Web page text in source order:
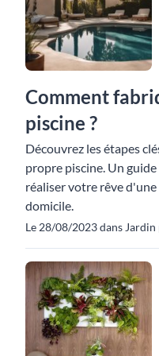
Comment
piscine ?
Découvrez les étapes
propre piscine. Un
réaliser votre rêve
domicile.
Le 28/08/2023 dans Jardin